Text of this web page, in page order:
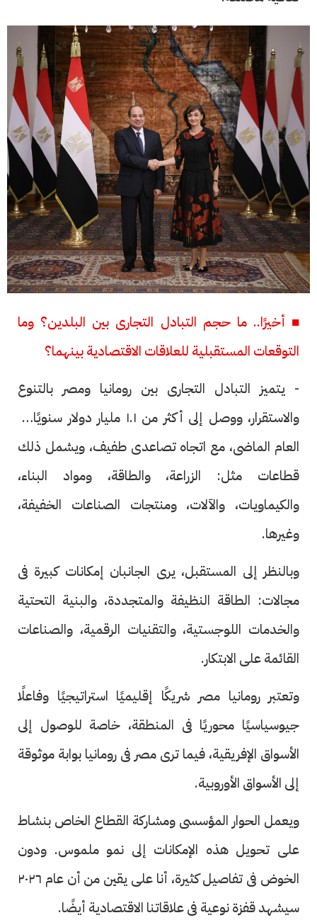
■ أخيرًا.. ما حجم التبادل التجارى بين البلدين؟ وما
التوقعات المستقبلية للعلاقات الاقتصادية بينهما؟
- يتميز التبادل التجارى بين رومانيا ومصر بالتنوع
والاستقرار، ووصل إلى أكثر من ١.١ مليار دولار سنويًا فى
العام الماضى، مع اتجاه تصاعدى طفيف، ويشمل ذلك
قطاعات مثل: الزراعة، والطاقة، ومواد البناء،
والكيماويات، والآلات، ومنتجات الصناعات الخفيفة،
وغيرها.
وبالنظر إلى المستقبل، يرى الجانبان إمكانات كبيرة فى
مجالات: الطاقة النظيفة والمتجددة، والبنية التحتية
والخدمات اللوجستية، والتقنيات الرقمية، والصناعات
القائمة على الابتكار.
وتعتبر رومانيا مصر شريكًا إقليميًا استراتيجيًا وفاعلًا
جيوسياسيًا محوريًا فى المنطقة، خاصة للوصول إلى
الأسواق الإفريقية، فيما ترى مصر فى رومانيا بوابة موثوقة
إلى الأسواق الأوروبية.
ويعمل الحوار المؤسسى ومشاركة القطاع الخاص بنشاط
على تحويل هذه الإمكانات إلى نمو ملموس. ودون
الخوض فى تفاصيل كثيرة، أنا على يقين من أن عام ٢٠٢٦
سيشهد قفزة نوعية فى علاقاتنا الاقتصادية أيضًا.